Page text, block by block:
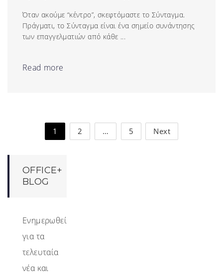
Όταν ακούμε “κέντρο”, σκεφτόμαστε το Σύνταγμα.
Πράγματι, το Σύνταγμα είναι ένα σημείο συνάντησης
των επαγγελματιών από κάθε ...
Read more
1 2 … 5 Next
OFFICE+
BLOG
Ενημερωθείτε
για τα
τελευταία
νέα και